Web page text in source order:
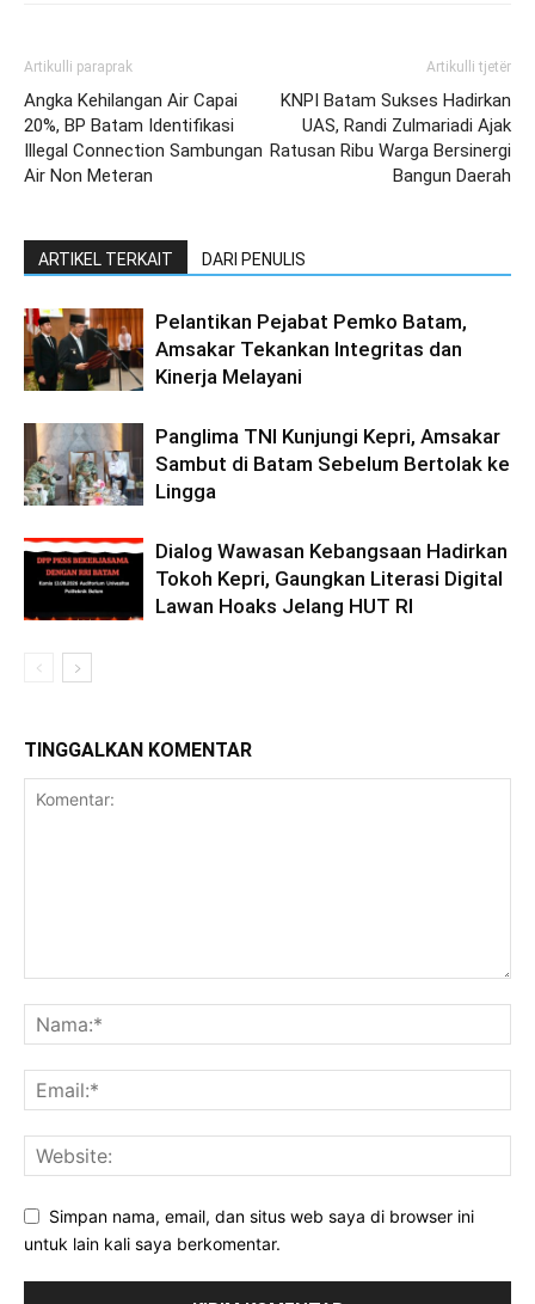
Artikulli paraprak
Angka Kehilangan Air Capai
20%, BP Batam Identifikasi
Illegal Connection Sambungan
Air Non Meteran
Artikulli tjetër
KNPI Batam Sukses Hadirkan
UAS, Randi Zulmariadi Ajak
Ratusan Ribu Warga Bersinergi
Bangun Daerah
ARTIKEL TERKAIT DARI PENULIS
Pelantikan Pejabat Pemko Batam,
Amsakar Tekankan Integritas dan
Kinerja Melayani
Panglima TNI Kunjungi Kepri, Amsakar
Sambut di Batam Sebelum Bertolak ke
Lingga
Dialog Wawasan Kebangsaan Hadirkan
Tokoh Kepri, Gaungkan Literasi Digital
Lawan Hoaks Jelang HUT RI
TINGGALKAN KOMENTAR
Simpan nama, email, dan situs web saya di browser ini
untuk lain kali saya berkomentar.